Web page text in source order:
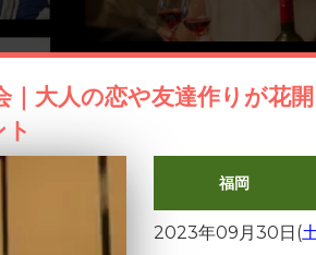
｜大人の恋や友達作りが花
福岡
2023年09月30日(